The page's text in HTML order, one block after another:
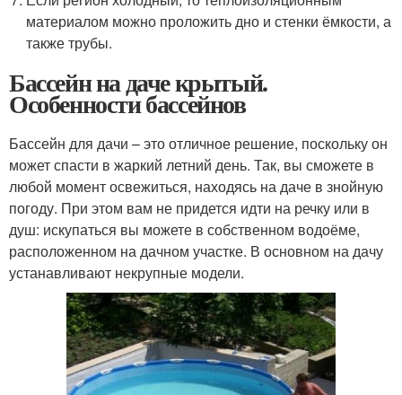
материалом можно проложить дно и стенки ёмкости, а
также трубы.
Бассейн на даче крытый.
Особенности бассейнов
Бассейн для дачи – это отличное решение, поскольку он
может спасти в жаркий летний день. Так, вы сможете в
любой момент освежиться, находясь на даче в знойную
погоду. При этом вам не придется идти на речку или в
душ: искупаться вы можете в собственном водоёме,
расположенном на дачном участке. В основном на дачу
устанавливают некрупные модели.